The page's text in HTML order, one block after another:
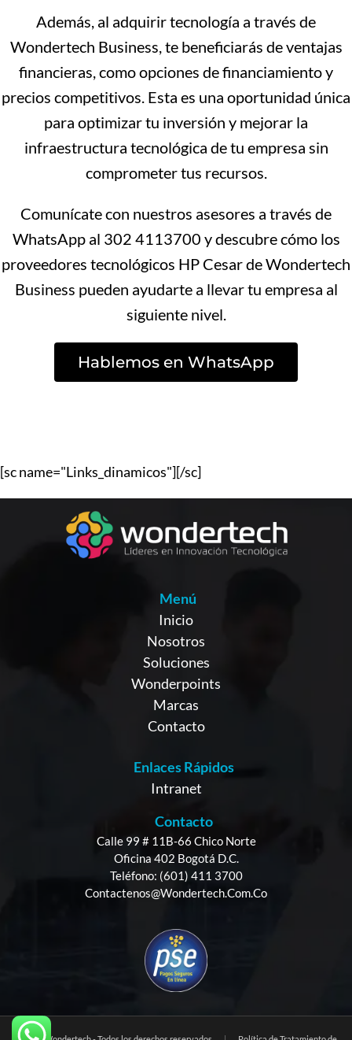
Además, al adquirir tecnología a través de
Wondertech Business, te beneficiarás de ventajas
financieras, como opciones de financiamiento y
precios competitivos. Esta es una oportunidad única
para optimizar tu inversión y mejorar la
infraestructura tecnológica de tu empresa sin
comprometer tus recursos.
Comunícate con nuestros asesores a través de
WhatsApp al 302 4113700 y descubre cómo los
proveedores tecnológicos HP Cesar de Wondertech
Business pueden ayudarte a llevar tu empresa al
siguiente nivel.
Hablemos en WhatsApp
[sc name="Links_dinamicos"][/sc]
Menú
Inicio
Nosotros
Soluciones
Wonderpoints
Marcas
Contacto
Enlaces Rápidos
Intranet
Contacto
Calle 99 # 11B-66 Chico Norte
Oficina 402 Bogotá D.C.
Teléfono: (601) 411 3700
Contactenos@wondertech.com.co